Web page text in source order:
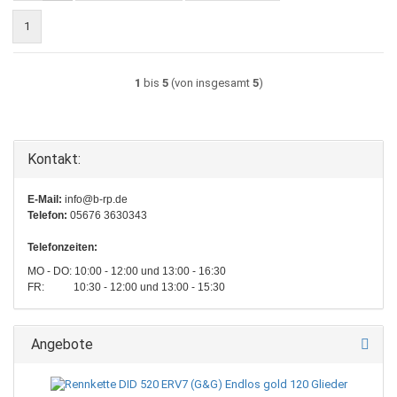
1
1 bis 5(von insgesamt 5)
Kontakt:
E-Mail: info@b-rp.de
Telefon: 05676 3630343
Telefonzeiten:
MO - DO: 10:00 - 12:00 und 13:00 - 16:30
FR: 10:30 - 12:00 und 13:00 - 15:30
Angebote